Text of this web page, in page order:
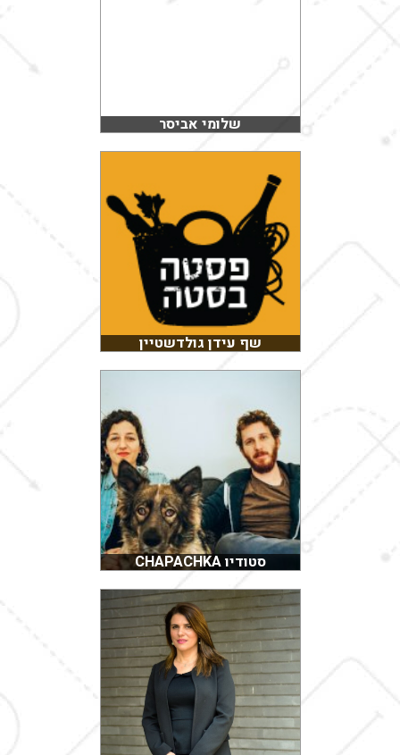
שלומי אביסר
שף עידן גולדשטיין
סטודיו CHAPACHKA